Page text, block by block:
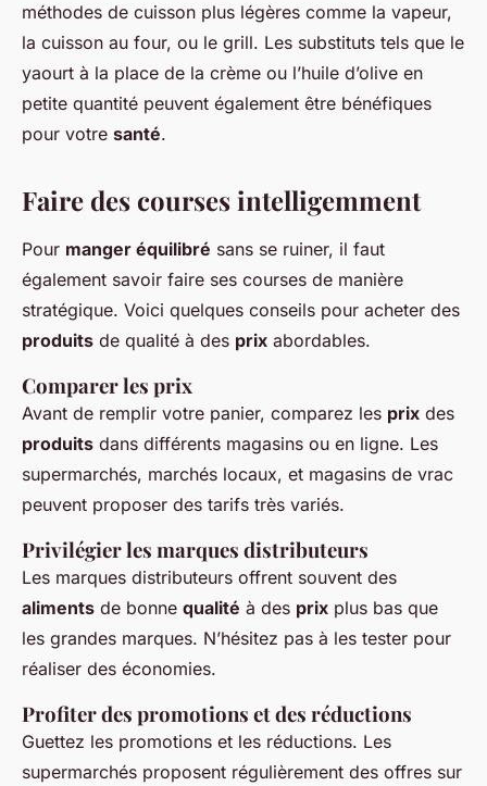
méthodes de cuisson plus légères comme la vapeur,
la cuisson au four, ou le grill. Les substituts tels que le
yaourt à la place de la crème ou l’huile d’olive en
petite quantité peuvent également être bénéfiques
pour votre santé.
Faire des courses intelligemment
Pour manger équilibré sans se ruiner, il faut
également savoir faire ses courses de manière
stratégique. Voici quelques conseils pour acheter des
produits de qualité à des prix abordables.
Comparer les prix
Avant de remplir votre panier, comparez les prix des
produits dans différents magasins ou en ligne. Les
supermarchés, marchés locaux, et magasins de vrac
peuvent proposer des tarifs très variés.
Privilégier les marques distributeurs
Les marques distributeurs offrent souvent des
aliments de bonne qualité à des prix plus bas que
les grandes marques. N’hésitez pas à les tester pour
réaliser des économies.
Profiter des promotions et des réductions
Guettez les promotions et les réductions. Les
supermarchés proposent régulièrement des offres sur